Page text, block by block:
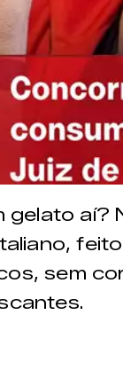
gelato aí?
sem